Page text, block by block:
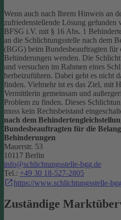
Wenn auch nach Ihrem Hinweis an
zufriedenstellende Lösung gefunden
BFSG i.V. mit § 16 Abs. 1
an die Schlichtungsstelle nach dem
(BGG) beim Bundesbeauftragten
Behinderungen wenden. Die
und versuchen im Rahmen eines
herbeizuführen. Dabei geht es nicht
finden. Vielmehr ist es das Ziel, mit
Vermittlerin gemeinsam und
Problem zu finden. Dieses
muss kein Rechtsbeistand
nach dem
Bundesbeauftragten für die
Behinderungen
Mauerstr. 53
10117 Berlin
info@schlichtungsstelle-bgg.de
Tel.: +49 30 18-527-2805
https://www.schlichtungsstelle-
Zuständige